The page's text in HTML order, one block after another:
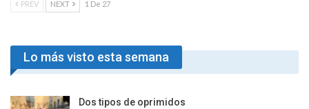
PREV NEXT 1 De 27
Lo más visto esta semana
Dos tipos de oprimidos